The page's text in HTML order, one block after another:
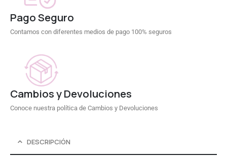
Pago Seguro
Contamos con diferentes medios de pago 100% seguros
Cambios y Devoluciones
Conoce nuestra política de Cambios y Devoluciones
DESCRIPCIÓN